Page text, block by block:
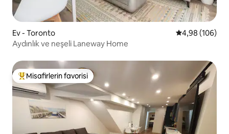
Ev - Toronto 5 üzerinden
4,98 (106)
Aydınlık ve neşeli Laneway Home
Misafirlerin favorilerinden en beğenilenler arasında
Misafirlerin favorisi